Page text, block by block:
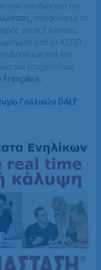
που αποδεικνύει την
, σύμφωνα με το
για τις Γλώσσες
από το ΑΣΕΠ
και από τον
του πτυχίου είναι
française.
Γαλλικών DALF